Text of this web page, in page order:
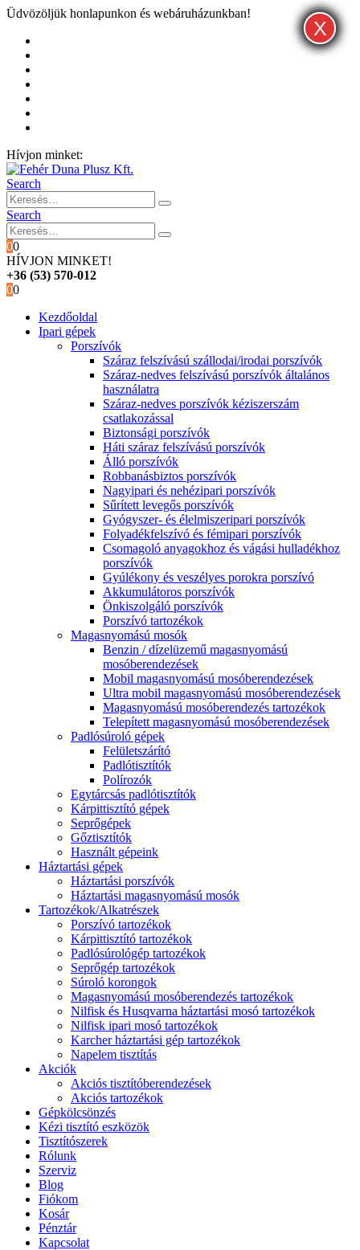
Üdvözöljük honlapunkon és webáruházunkban!
Hívjon minket:
Search
Search
00
HÍVJON MINKET!
+36 (53) 570-012
00
Kezdőoldal
Ipari gépek
Porszívók
Száraz felszívású szállodai/irodai porszívók
Száraz-nedves felszívású porszívók általános
használatra
Száraz-nedves porszívók kéziszerszám
csatlakozással
Biztonsági porszívók
Háti száraz felszívású porszívók
Álló porszívók
Robbanásbiztos porszívók
Nagyipari és nehézipari porszívók
Sűrített levegős porszívók
Gyógyszer- és élelmiszeripari porszívók
Folyadékfelszívó és fémipari porszívók
Csomagoló anyagokhoz és vágási hulladékhoz
porszívók
Gyúlékony és veszélyes porokra porszívó
Akkumulátoros porszívók
Önkiszolgáló porszívók
Porszívó tartozékok
Magasnyomású mosók
Benzin / dízelüzemű magasnyomású
mosóberendezések
Mobil magasnyomású mosóberendezések
Ultra mobil magasnyomású mosóberendezések
Magasnyomású mosóberendezés tartozékok
Telepített magasnyomású mosóberendezések
Padlósúroló gépek
Felületszárító
Padlótisztítók
Polírozók
Egytárcsás padlótisztítók
Kárpittisztító gépek
Seprőgépek
Gőztisztítók
Használt gépeink
Háztartási gépek
Háztartási porszívók
Háztartási magasnyomású mosók
Tartozékok/Alkatrészek
Porszívó tartozékok
Kárpittisztító tartozékok
Padlósúrológép tartozékok
Seprőgép tartozékok
Súroló korongok
Magasnyomású mosóberendezés tartozékok
Nilfisk és Husqvarna háztartási mosó tartozékok
Nilfisk ipari mosó tartozékok
Karcher háztartási gép tartozékok
Napelem tisztítás
Akciók
Akciós tisztítóberendezések
Akciós tartozékok
Gépkölcsönzés
Kézi tisztító eszközök
Tisztítószerek
Rólunk
Szerviz
Blog
Fiókom
Kosár
Pénztár
Kapcsolat
X
X
X